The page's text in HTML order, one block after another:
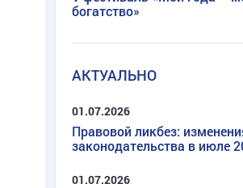
богатство»
АКТУАЛЬНО
01.07.2026
Правовой ликбез:
законодательства в июле
01.07.2026